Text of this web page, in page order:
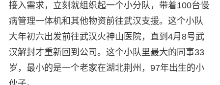
接入需求，立刻就组织起一个小分队，带着100台慢
病管理一体机和其他物资前往武汉支援。这个小队
大年初六出发前往武汉火神山医院，直到4月8号武
汉解封才重新回到公司。这个小队里最大的同事33
岁，最小的是一个老家在湖北荆州，97年出生的小